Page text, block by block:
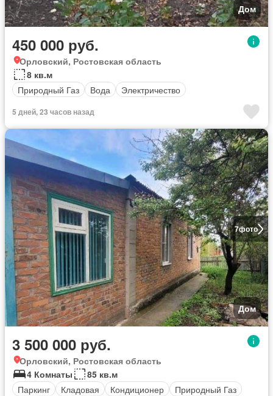
Дом
450 000 руб.
Орловский, Ростовская область
8 кв.м
Природный Газ
Вода Электричество
5 дней, 23 часов назад
7фото
Дом
3 500 000 руб.
Орловский, Ростовская область
4 Комнаты
85 кв.м
Паркинг
Кладовая Кондиционер
Природный Газ